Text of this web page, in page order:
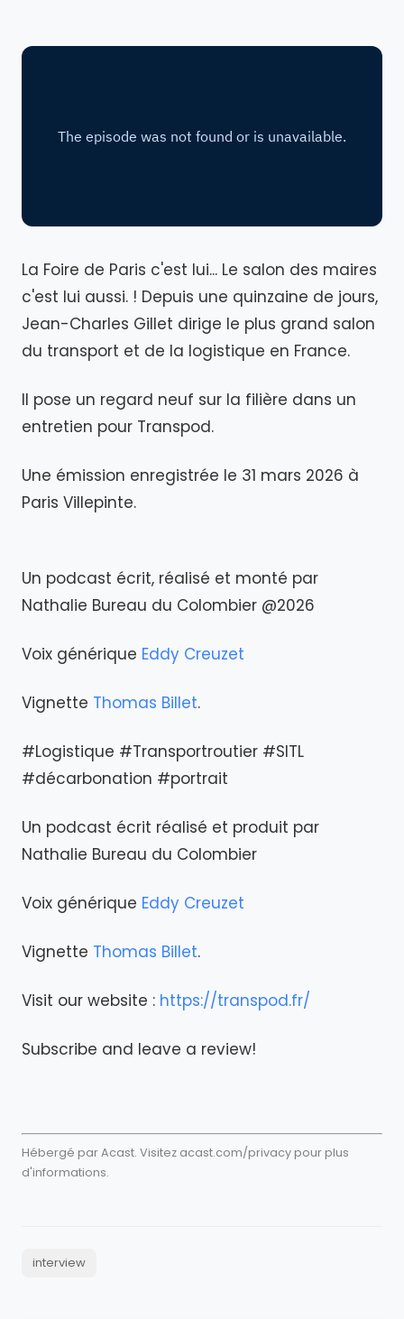
La Foire de Paris c'est lui... Le salon des maires
c'est lui aussi. ! Depuis une quinzaine de jours,
Jean-Charles Gillet dirige le plus grand salon
du transport et de la logistique en France.
Il pose un regard neuf sur la filière dans un
entretien pour Transpod.
Une émission enregistrée le 31 mars 2026 à
Paris Villepinte.
Un podcast écrit, réalisé et monté par
Nathalie Bureau du Colombier @2026
Voix générique Eddy Creuzet
Vignette Thomas Billet.
#Logistique #Transportroutier #SITL
#décarbonation #portrait
Un podcast écrit réalisé et produit par
Nathalie Bureau du Colombier
Voix générique Eddy Creuzet
Vignette Thomas Billet.
Visit our website : https://transpod.fr/
Subscribe and leave a review!
Hébergé par Acast. Visitez acast.com/privacy pour plus
d'informations.
interview